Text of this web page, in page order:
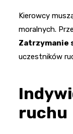
Kierowcy
moralnych.
Zatrzymanie
uczestników
ruchu